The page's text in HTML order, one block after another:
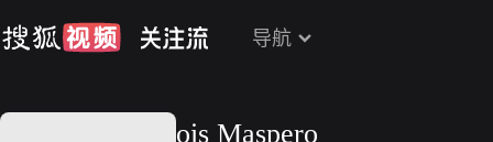
导航
ois Maspero